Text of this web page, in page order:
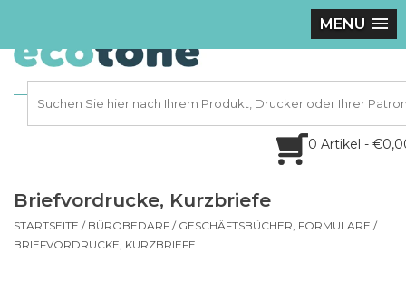
MENU
0 Artikel -
Briefvordrucke, Kurzbriefe
STARTSEITE / BÜROBEDARF / GESCHÄFTSBÜCHER, FORMULARE /
BRIEFVORDRUCKE, KURZBRIEFE